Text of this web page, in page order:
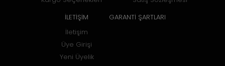
İLETİŞİM
İletişim
Üye Girişi
Yeni Üyelik
GARANTİ ŞARTLARI